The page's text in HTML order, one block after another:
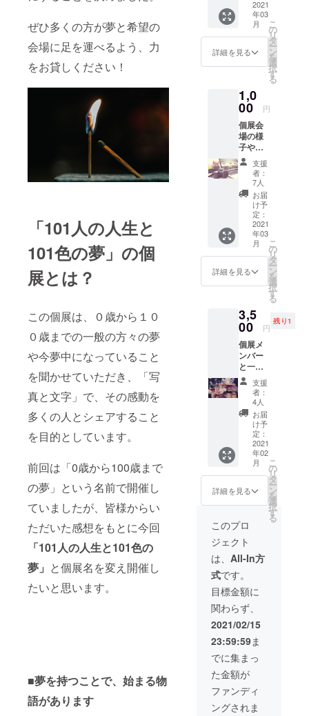
ぜひ多くの方が夢と希望の
会場に足を運べるよう、力
をお貸しください！
「101人の人生と
101色の夢」の個
展とは？
この個展は、０歳から１０
０歳までの一般の方々の夢
や今夢中になっていること
を聞かせていただき、「写
真と文字」で、その感動を
多くの人とシェアすること
を目的としています。
前回は「0歳から100歳まで
の夢」という名前で開催し
ていましたが、皆様からい
ただいた感想をもとに今回
「101人の人生と101色の
夢」 と個展名を変え開催し
たいと思います。
■夢を持つことで、始まる物
語があります
成いた
しま
す。 ご
支援い
ただい
た方の
します
限定
URL を
メール
にてお
送りい
たしま
す。 ※
動画を
権利者
の許可
なく転
載、転
用、販
売など2
次使用
するこ
2021
年03
月
詳細を見る
こ
の
リ
タ
ー
ン
を
選
択
す
る
1,0
00 円
個展会
場の様
子や個
展の魅
力が伝
わるよ
うな写
真を、
活動報
告とし
てデー
タでお
送りさ
せてい
ただき
権利者
の許可
なく転
載、転
用、販
売など2
次使用
するこ
とはご
遠慮く
ださい
支援
者：
7人
お届
け予
定：
2021
年03
月
詳細を見る
こ
の
リ
タ
ー
ン
を
選
択
す
る
3,5
00 円
残り1
個展メ
ンバー
と一緒
に打ち
上げに
参加！
個展開
催まで
のエピ
ソード
等、メ
ンバー
から直
接話を
きく
ス 個性
豊かな
メン
バーと
一緒に
楽しく
過ごし
ましょ
う！ ※
開催日
程：2月
27日
(土）
18:00~
※会場：
刈谷駅
周辺の
飲食店
支援
者：
4人
お届
け予
定：
2021
年02
月
詳細を見る
こ
の
リ
タ
ー
ン
を
選
択
す
る
このプロ
ジェクト
は、 All-In方
式です。
目標金額に
関わらず、
2021/02/15
23:59:59ま
でに集まっ
た金額が
ファンディ
ングされま